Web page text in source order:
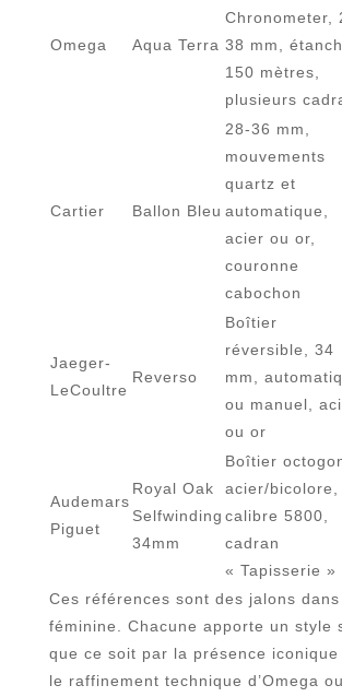
Omega Aqua Terra
Chronometer,
38 mm,
150 mètres,
plusieurs
Cartier Ballon Bleu
28-36 mm,
mouvements
quartz et
automatique,
acier ou or,
couronne
cabochon
Jaeger-
LeCoultre
Reverso
Boîtier
réversible, 34
mm,
ou manuel,
ou or
Audemars
Piguet
Royal Oak
Selfwinding
34mm
Boîtier
acier/bicolore,
calibre 5800,
cadran
« Tapisserie »
Ces références sont des jalons dans
féminine. Chacune apporte un style
que ce soit par la présence iconique
le raffinement technique d’Omega